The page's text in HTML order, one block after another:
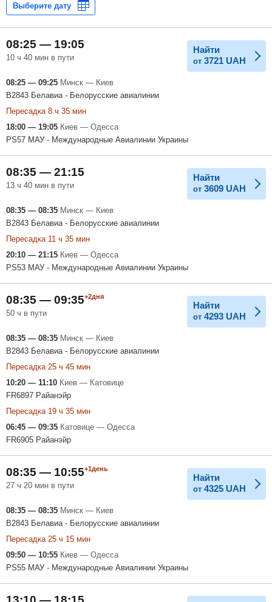
08:25 — 19:05
10 ч 40 мин в пути
Найти
от 3721 UAH
08:25 — 09:25 Минск — Киев
B2843 Белавиа - Белорусские авиалинии
Пересадка 8 ч 35 мин
18:00 — 19:05 Киев — Одесса
PS57 МАУ - Международные Авиалинии Украины
08:35 — 21:15
13 ч 40 мин в пути
Найти
от 3609 UAH
08:35 — 08:35 Минск — Киев
B2843 Белавиа - Белорусские авиалинии
Пересадка 11 ч 35 мин
20:10 — 21:15 Киев — Одесса
PS53 МАУ - Международные Авиалинии Украины
08:35 — 09:35+2дня
50 ч в пути
Найти
от 4293 UAH
08:35 — 08:35 Минск — Киев
B2843 Белавиа - Белорусские авиалинии
Пересадка 25 ч 45 мин
10:20 — 11:10 Киев — Катовице
FR6897 Райанэйр
Пересадка 19 ч 35 мин
06:45 — 09:35 Катовице — Одесса
FR6905 Райанэйр
08:35 — 10:55+1день
27 ч 20 мин в пути
Найти
от 4325 UAH
08:35 — 08:35 Минск — Киев
B2843 Белавиа - Белорусские авиалинии
Пересадка 25 ч 15 мин
09:50 — 10:55 Киев — Одесса
PS55 МАУ - Международные Авиалинии Украины